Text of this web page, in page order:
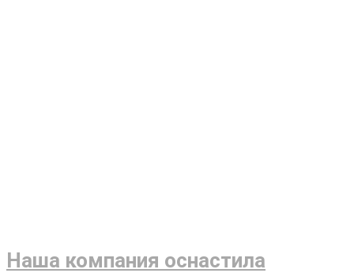
Наша компания оснастила